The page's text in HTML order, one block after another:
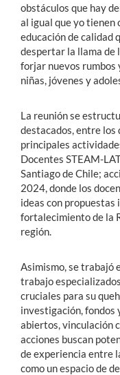
obstáculos que hay
al igual que yo tienen
educación de calidad
despertar la llama de
forjar nuevos rumbos
niñas, jóvenes y
La reunión se
destacados, entre los
principales
Docentes STEAM-
Santiago de Chile;
2024, donde los
ideas con propuestas
fortalecimiento de la
región.
Asimismo, se trabajó
trabajo
cruciales para su
investigación, fondos
abiertos, vinculación
acciones buscan
de experiencia entre
como un espacio de